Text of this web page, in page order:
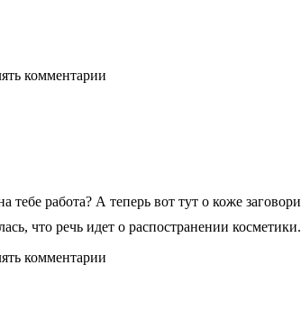
комментарии
работа? А теперь вот тут о коже
что речь идет о распостранении
комментарии